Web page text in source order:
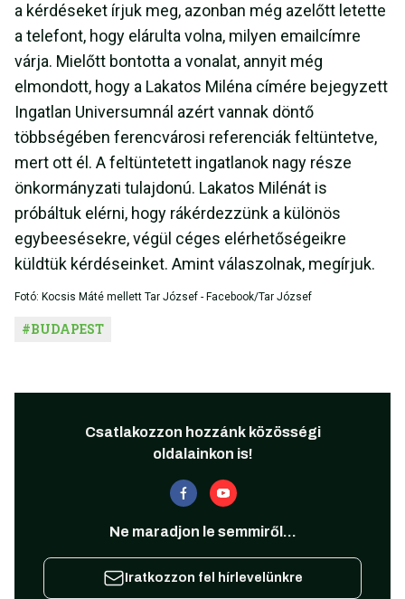
a kérdéseket írjuk meg, azonban még azelőtt letette
a telefont, hogy elárulta volna, milyen emailcímre
várja. Mielőtt bontotta a vonalat, annyit még
elmondott, hogy a Lakatos Miléna címére bejegyzett
Ingatlan Universumnál azért vannak döntő
többségében ferencvárosi referenciák feltüntetve,
mert ott él. A feltüntetett ingatlanok nagy része
önkormányzati tulajdonú. Lakatos Milénát is
próbáltuk elérni, hogy rákérdezzünk a különös
egybeesésekre, végül céges elérhetőségeikre
küldtük kérdéseinket. Amint válaszolnak, megírjuk.
Fotó: Kocsis Máté mellett Tar József - Facebook/Tar József
#BUDAPEST
Csatlakozzon hozzánk közösségi
oldalainkon is!
Ne maradjon le semmiről...
Iratkozzon fel hírlevelünkre